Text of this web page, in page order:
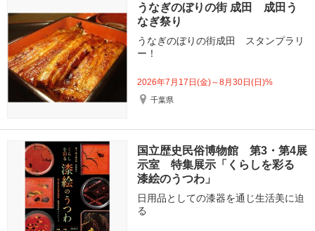
うなぎのぼりの街 成田 成田う
なぎ祭り
うなぎのぼりの街成田 スタンプラリ
ー！
2026年7月17日(金)～8月30日(日)%
千葉県
国立歴史民俗博物館 第3・第4展
示室 特集展示「くらしを彩る
漆絵のうつわ」
日用品としての漆器を通じ生活美に迫
る